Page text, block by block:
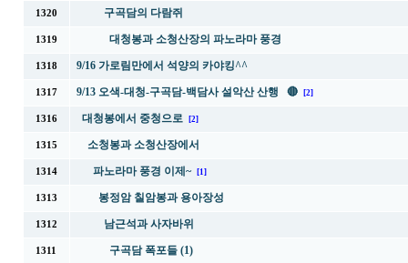
1320 구곡담의 다람쥐
1319 대청봉과 소청산장의 파노라마 풍경
1318 9/16 가로림만에서 석양의 카야킹^^
1317 9/13 오색-대청-구곡담-백담사 설악산 산행 🔴 [2]
1316 대청봉에서 중청으로 [2]
1315 소청봉과 소청산장에서
1314 파노라마 풍경 이제~ [1]
1313 봉정암 칠암봉과 용아장성
1312 남근석과 사자바위
1311 구곡담 폭포들 (1)